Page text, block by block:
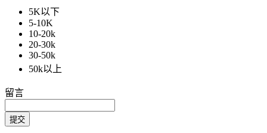
5K以下
5-10K
10-20k
20-30k
30-50k
50k以上
留言